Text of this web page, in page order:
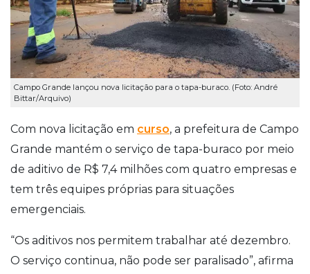
Campo Grande lançou nova licitação para o tapa-buraco. (Foto: André
Bittar/Arquivo)
Com nova licitação em curso, a prefeitura de Campo
Grande mantém o serviço de tapa-buraco por meio
de aditivo de R$ 7,4 milhões com quatro empresas e
tem três equipes próprias para situações
emergenciais.
“Os aditivos nos permitem trabalhar até dezembro.
O serviço continua, não pode ser paralisado”, afirma